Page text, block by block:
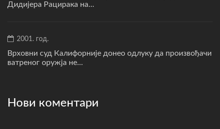
Дидијера Рацирака на...
2001. год.
Врховни суд Калифорније донео одлуку да произвођачи
ватреног оружја не...
Нови коментари